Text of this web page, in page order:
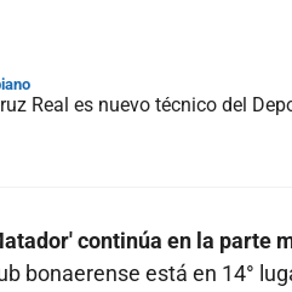
Real es nuevo técnico del
continúa en la parte
bonaerense está en 14°